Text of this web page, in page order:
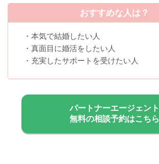
おすすめな人は？
・本気で結婚したい人
・真面目に婚活をしたい人
・充実したサポートを受けたい人
パートナーエージェント
無料の相談予約はこちら